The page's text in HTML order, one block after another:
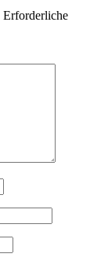
Erforderliche